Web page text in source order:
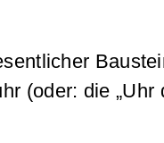
(oder: die „Uhr